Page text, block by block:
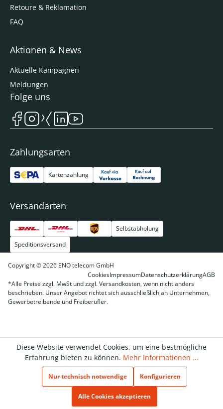
Retoure & Reklamation
FAQ
Aktionen & News
Aktuelle Kampagnen
Meldungen
Zahlungsarten
Kartenzahlung
Versandarten
Selbstabholung
Speditionsversand
Folge uns
Copyright © 2026 ENO telecom GmbH
CookiesImpressumDatenschutzerklärungAGB
*Alle Preise zzgl. MwSt und zzgl. Versandkosten, wenn nicht anders
beschrieben. Unser Angebot richtet sich ausschließlich an Unternehmen,
Gewerbetreibende und Freiberufler.
Diese Website verwendet Cookies, um eine bestmögliche
Erfahrung bieten zu können. Mehr Informationen ...
Nur technisch notwendige Konfigurieren
Alle Cookies akzeptieren